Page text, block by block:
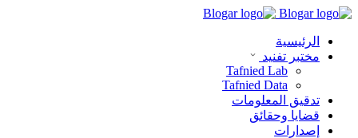
الرئيسية
مختبر تفنيد
Tafnied Lab
Tafnied Data
تدقيق المعلومات
قضايا وحقائق
إصدارات